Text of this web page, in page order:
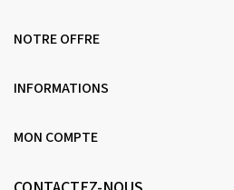
NOTRE OFFRE
INFORMATIONS
MON COMPTE